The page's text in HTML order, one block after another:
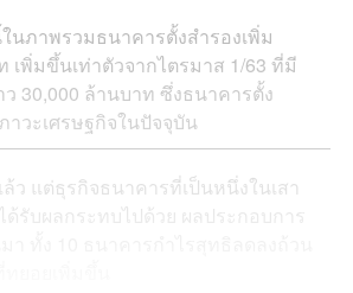
นภาพรวมธนาคารตั้งสำรองเพิ่ม
เพิ่มขึ้นเท่าตัวจากไตรมาส 1/63 ที่มี
ว 30,000 ล้านบาท ซึ่งธนาคารตั้ง
าวะเศรษฐกิจในปัจจุบัน
ว แต่ธุรกิจธนาคารที่เป็นหนึ่งในเสา
ด้รับผลกระทบไปด้วย ผลประกอบการ